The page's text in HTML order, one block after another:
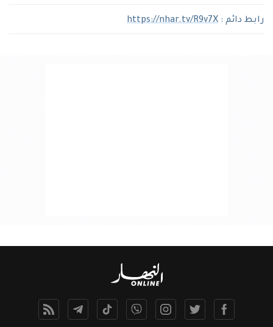
رابط دائم : https://nhar.tv/R9v7X